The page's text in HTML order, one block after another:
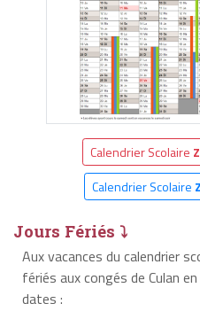
Calendrier Scolaire
Calendrier Scolaire
Jours Fériés ⤵
Aux vacances du calendrier
fériés aux congés de Culan
dates :